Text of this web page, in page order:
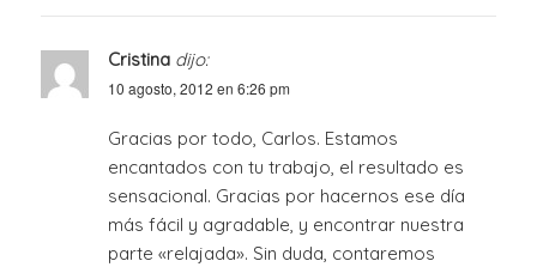
Cristina dijo:
10 agosto, 2012 en 6:26 pm
Gracias por todo, Carlos. Estamos
encantados con tu trabajo, el resultado es
sensacional. Gracias por hacernos ese día
más fácil y agradable, y encontrar nuestra
parte «relajada». Sin duda, contaremos